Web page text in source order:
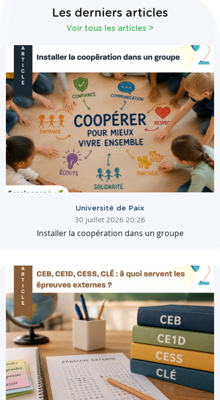
Les derniers articles
Voir tous les articles >
Université de Paix
30 juillet 2026 20:26
Installer la coopération dans un groupe